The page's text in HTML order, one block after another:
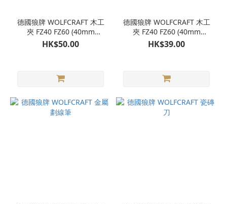
德國狼牌 WOLFCRAFT 木工
夾 FZ40 FZ60 (40mm
60mm)-60mm (FZ60)
HK$50.00
德國狼牌 WOLFCRAFT 木工
夾 FZ40 FZ60 (40mm
60mm)-40mm (FZ40)
HK$39.00